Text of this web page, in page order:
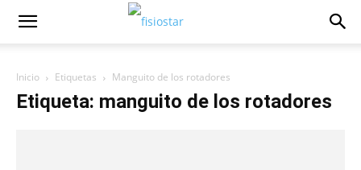
Inicio Etiquetas Manguito de los rotadores
Etiqueta: manguito de los rotadores